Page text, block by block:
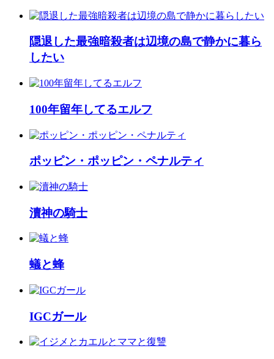
隠退した最強暗殺者は辺境の島で静かに暮ら
したい
100年留年してるエルフ
ポッピン・ポッピン・ペナルティ
瀆神の騎士
蟻と蜂
IGCガール